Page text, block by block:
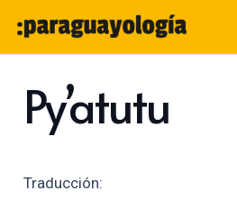
Py’atutu
Traducción: